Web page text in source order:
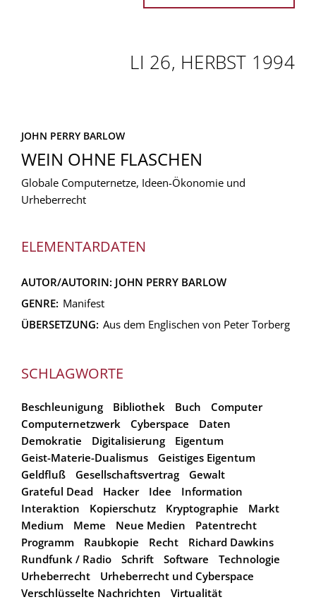
LI 26, HERBST 1994
JOHN PERRY BARLOW
WEIN OHNE FLASCHEN
Globale Computernetze, Ideen-Ökonomie und
Urheberrecht
ELEMENTARDATEN
AUTOR/AUTORIN: JOHN PERRY BARLOW
GENRE: Manifest
ÜBERSETZUNG: Aus dem Englischen von Peter Torberg
SCHLAGWORTE
Beschleunigung Bibliothek Buch
Computer
Computernetzwerk
Cyberspace
Daten
Demokratie
Digitalisierung
Eigentum
Geist-Materie-Dualismus
Geistiges Eigentum
Geldfluß
Gesellschaftsvertrag
Gewalt
Grateful Dead
Hacker Idee
Information
Interaktion
Kopierschutz Kryptographie
Markt
Medium
Meme Neue Medien
Patentrecht
Programm
Raubkopie Recht
Richard Dawkins
Rundfunk / Radio
Schrift Software
Technologie
Urheberrecht
Urheberrecht und Cyberspace
Verschlüsselte Nachrichten
Virtualität